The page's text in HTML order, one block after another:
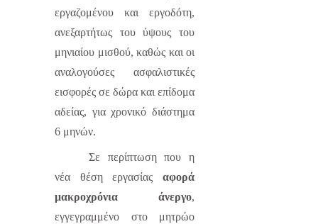
εργαζομένου και εργοδότη,
ανεξαρτήτως του ύψους του
μηνιαίου μισθού, καθώς και οι
αναλογούσες ασφαλιστικές
εισφορές σε δώρα και επίδομα
αδείας, για χρονικό διάστημα
6 μηνών.
Σε περίπτωση που η
νέα θέση εργασίαςαφορά
μακροχρόνια άνεργο,
εγγεγραμμένο στο μητρώο